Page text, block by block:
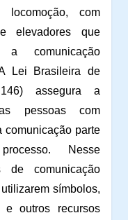
locomoção, com
elevadores que
a comunicação
Lei Brasileira de
assegura a
pessoas com
comunicação parte
Nesse
de comunicação
símbolos,
e outros recursos